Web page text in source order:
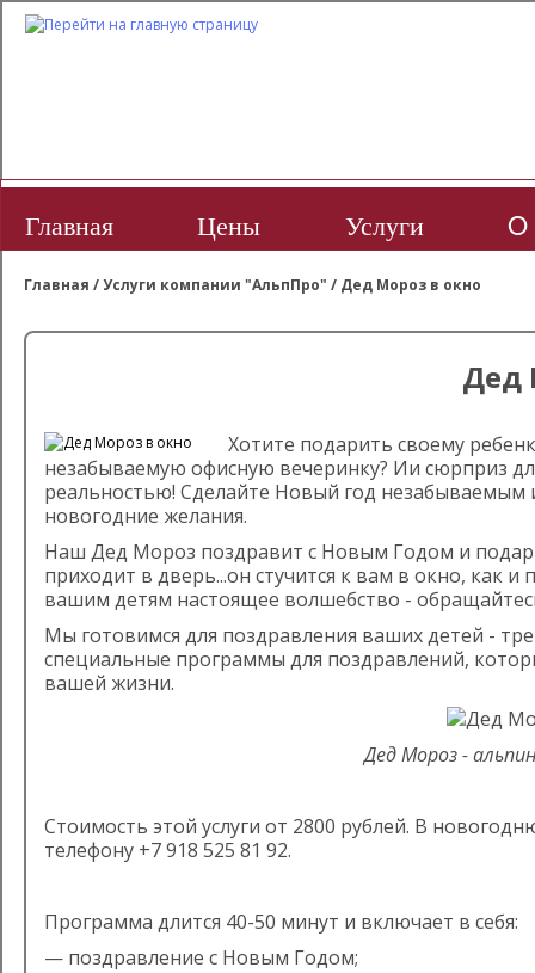
Главная Цены Услуги O
Главная /Услуги компании "АльпПро" / Дед Мороз в окно
Дед
Хотите подарить своему
незабываемую офисную вечеринку? Ии сюрприз
реальностью! Сделайте Новый год
новогодние желания.
Наш Дед Мороз поздравит с Новым Годом и
приходит в дверь...он стучится к вам в окно, как
вашим детям настоящее волшебство -
Мы готовимся для поздравления ваших детей -
специальные программы для поздравлений,
вашей жизни.
Дед Мороз -
Стоимость этой услуги от 2800 рублей. В
телефону +7 918 525 81 92.
Программа длится 40-50 минут и включает в себя:
— поздравление с Новым Годом;